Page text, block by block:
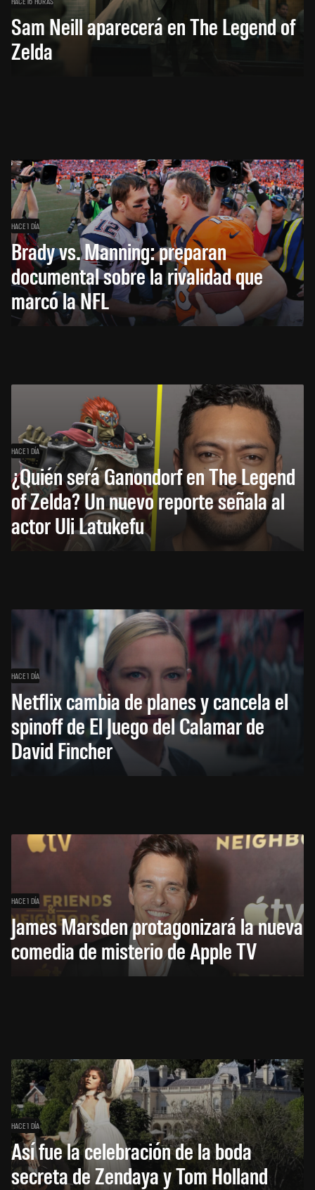
Sam Neill aparecerá en The Legend of
Zelda
HACE 1 DÍA
Brady vs. Manning: preparan
documental sobre la rivalidad que
marcó la NFL
HACE 1 DÍA
¿Quién será Ganondorf en The Legend
of Zelda? Un nuevo reporte señala al
actor Uli Latukefu
HACE 1 DÍA
Netflix cambia de planes y cancela el
spinoff de El Juego del Calamar de
David Fincher
HACE 1 DÍA
James Marsden protagonizará la nueva
comedia de misterio de Apple TV
HACE 1 DÍA
Así fue la celebración de la boda
secreta de Zendaya y Tom Holland